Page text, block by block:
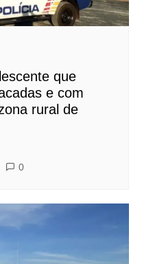
que
e com
rural de
0